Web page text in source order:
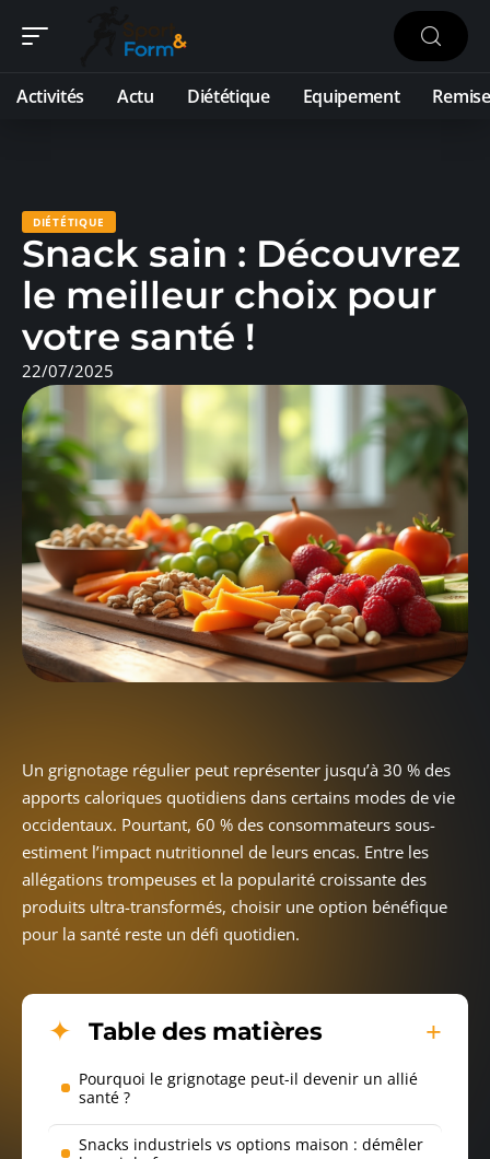
Activités Actu Diététique Equipement
DIÉTÉTIQUE
Snack sain : Découvrez
le meilleur choix pour
votre santé !
22/07/2025
Un grignotage régulier peut représenter jusqu’à 30 % des
apports caloriques quotidiens dans certains modes de vie
occidentaux. Pourtant, 60 % des consommateurs sous-
estiment l’impact nutritionnel de leurs encas. Entre les
allégations trompeuses et la popularité croissante des
produits ultra-transformés, choisir une option bénéfique
pour la santé reste un défi quotidien.
Table des matières
Pourquoi le grignotage peut-il devenir un allié
santé ?
Snacks industriels vs options maison : démêler